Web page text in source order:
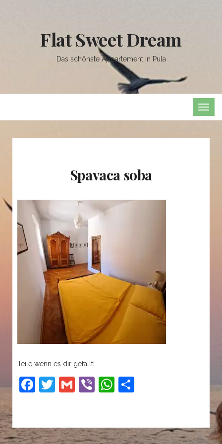
Flat Sweet Dream
Das schönste Appartement in Pula
Spavaca soba
Teile wenn es dir gefällt!
Facebook
Twitter
GmailViberWhatsApp